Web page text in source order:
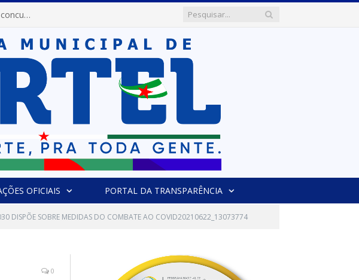
Prefeitura de Portel prorroga inscrições e altera horários dos concursos “Musa” e “Miss Mix Verão 2026”
OFICIAIS PORTAL DA TRANSPARÊNCIA
DISPÕE SOBRE MEDIDAS DO COMBATE AO COVID20210622_13073774
0